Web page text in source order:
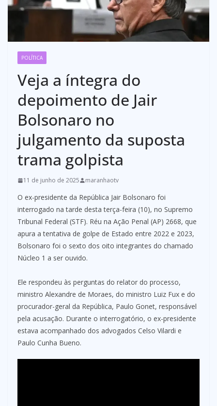
POLÍTICA
Veja a íntegra do
depoimento de Jair
Bolsonaro no
julgamento da suposta
trama golpista
11 de junho de 2025 maranhaotv
O ex-presidente da República Jair Bolsonaro foi
interrogado na tarde desta terça-feira (10), no Supremo
Tribunal Federal (STF). Réu na Ação Penal (AP) 2668, que
apura a tentativa de golpe de Estado entre 2022 e 2023,
Bolsonaro foi o sexto dos oito integrantes do chamado
Núcleo 1 a ser ouvido.
Ele respondeu às perguntas do relator do processo,
ministro Alexandre de Moraes, do ministro Luiz Fux e do
procurador-geral da República, Paulo Gonet, responsável
pela acusação. Durante o interrogatório, o ex-presidente
estava acompanhado dos advogados Celso Vilardi e
Paulo Cunha Bueno.